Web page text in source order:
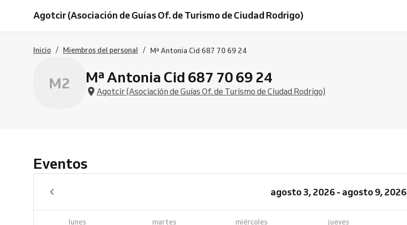
Agotcir (Asociación de Guías Of. de Turismo de Ciudad Rodrigo)
Inicio / Miembros del personal / Mª Antonia Cid 687 70 69 24
M2 Mª Antonia Cid 687 70 69 24
Agotcir (Asociación de Guías Of. de Turismo de Ciudad Rodrigo)
Eventos
agosto 3, 2026 - agosto 9, 2026
lunes martes miércoles jueves